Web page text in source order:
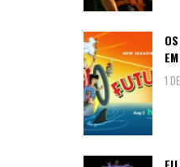
1